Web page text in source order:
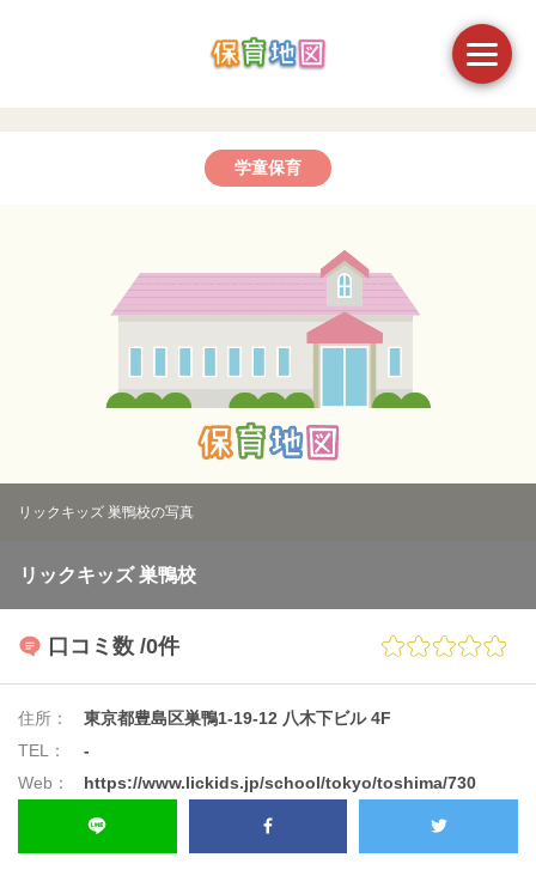
学童保育
リックキッズ 巣鴨校の写真
リックキッズ 巣鴨校
口コミ数 /0件
住所：
東京都豊島区巣鴨1-19-12 八木下ビル 4F
TEL：
-
Web：
https://www.lickids.jp/school/tokyo/toshima/730